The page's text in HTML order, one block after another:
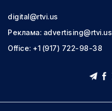
digital@rtvi.us
Реклама: advertising@rtvi.us
Office: +1 (917) 722-98-38